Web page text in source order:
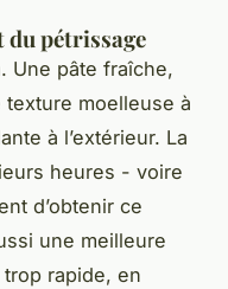
du pétrissage
Une pâte fraîche,
moelleuse à
à l’extérieur. La
heures - voire
d’obtenir ce
une meilleure
rapide, en